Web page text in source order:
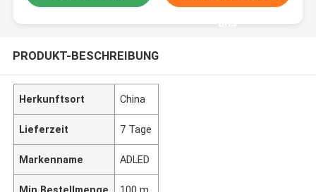
uns
PRODUKT-BESCHREIBUNG
Herkunftsort China
Lieferzeit 7 Tage
Markenname ADLED
Min Bestellmenge 100 m